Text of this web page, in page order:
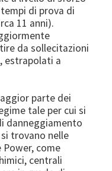
di prova di
11 anni).
da sollecitazioni
estrapolati a
parte dei
tale per cui si
danneggiamento
trovano nelle
come
centrali